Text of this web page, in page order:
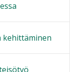
kehittäminen